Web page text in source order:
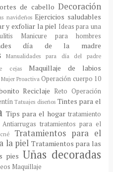
de cabello Decoración
navideños Ejercicios saludables
y exfoliar la piel Ideas para una
Manicure para hombres
día de la madre
Manualidades para día del padre
cejas Maquillaje de labios
Mujer Proactiva Operación cuerpo 10
Reciclaje Reto Operación
Tatuajes diseños Tintes para el
Tips para el hogar tratamiento
tratamientos para el
Tratamientos para el
la piel Tratamientos para las
pies Uñas decoradas
Maquillaje